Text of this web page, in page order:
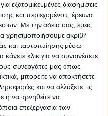
εξατομικευμένες διαφημίσεις
και περιεχομένου, έρευνα
Με την άδειά σας, εμείς
χρησιμοποιήσουμε ακριβή
και ταυτοποίησης μέσω
κλικ για να συναινέσετε
συνεργάτες μας όπως
μπορείτε να αποκτήσετε
και να αλλάξετε τις
ή να αρνηθείτε να
επεξεργασία των
ΚΑΛΟΓΕΡΟΙ - ΚΡΕΜΑΣΤΡΕΣ
Κρεμάστρα τοίχου Esform oak
μελαμίνης 80x11x18εκ
17,50€